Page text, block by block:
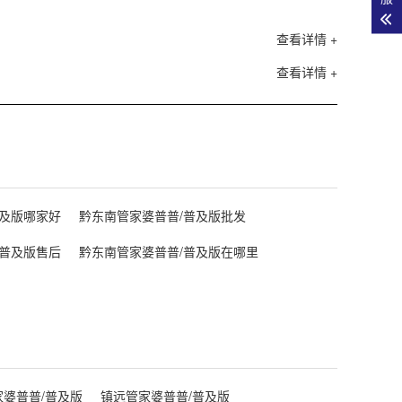
查看详情 +
查看详情 +
版哪家好
黔东南管家婆普普/普及版批发
及版售后
黔东南管家婆普普/普及版在哪里
普普/普及版
镇远管家婆普普/普及版